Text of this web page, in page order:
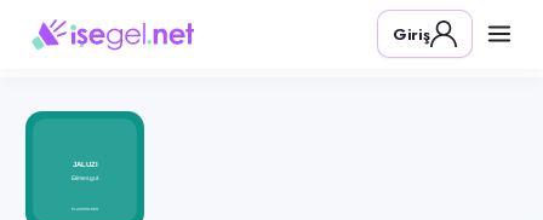
Pozisyon
Üretim Elemanı (Bayan)
Etimesgut Jaluzi Atölye
Kategori
Üretim & İmalat
Giriş